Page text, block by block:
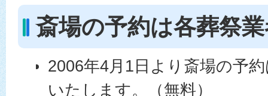
斎場の予約は各葬祭
2006年4月1日より斎場の予
いたします。（無料）